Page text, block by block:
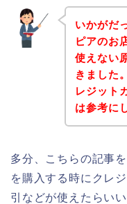
いかがだ
ピアのお
使えない
きました
レジット
は参考に
多分、こちらの記事
を購入する時にクレ
引などが使えたらい